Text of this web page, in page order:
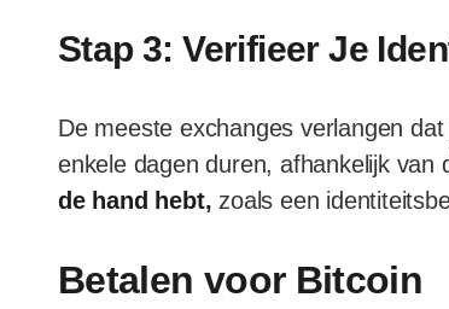
Stap 3: Verifieer Je
De meeste exchanges verlangen
enkele dagen duren, afhankelijk van
de hand hebt, zoals een
Betalen voor Bitcoin